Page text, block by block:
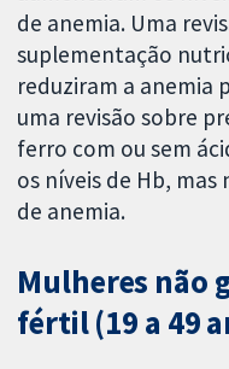
de anemia. Uma
suplementação
reduziram a anemia
uma revisão sobre
ferro com ou sem
os níveis de Hb,
de anemia.
Mulheres não
fértil (19 a 49